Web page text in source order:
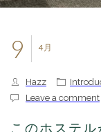
4月
9
Hazz
Leave a comment
このホステ